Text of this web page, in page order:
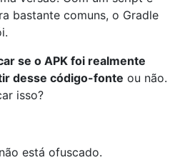
bastante comuns, o Gradle
se o APK foi realmente
desse código-fonte ou não.
isso?
está ofuscado.